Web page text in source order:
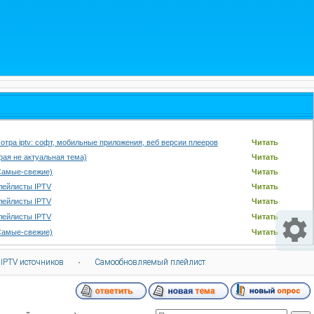
iptv: софт, мобильные приложения, веб версии плееров Читать
не актуальная тема) Читать
свежие) Читать
IPTV Читать
IPTV Читать
IPTV Читать
свежие) Читать
источников · Самообновляемый плейлист